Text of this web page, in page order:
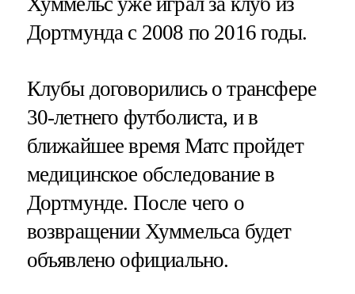
Дортмунда с 2008 по 2016 годы.
Клубы договорились о трансфере
30-летнего футболиста, и в
ближайшее время Матс пройдет
медицинское обследование в
Дортмунде. После чего о
возвращении Хуммельса будет
объявлено официально.